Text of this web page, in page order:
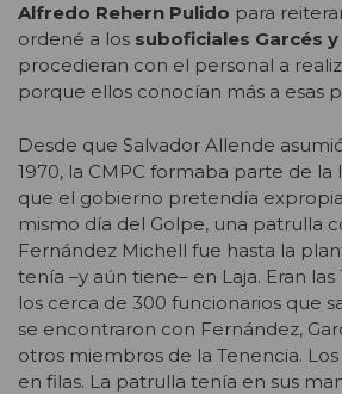
Alfredo Rehern Pulido para
ordené a los suboficiales Garcés
procedieran con el personal a
porque ellos conocían más a esas
Desde que Salvador Allende
1970, la CMPC formaba parte de la
que el gobierno pretendía
mismo día del Golpe, una patrulla
Fernández Michell fue hasta la
tenía –y aún tiene– en Laja. Eran las
los cerca de 300 funcionarios que
se encontraron con Fernández,
otros miembros de la Tenencia.
en filas. La patrulla tenía en sus